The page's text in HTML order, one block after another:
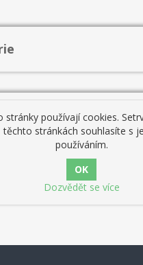
hesla
stránky používají cookies.
těchto stránkách souhlasíte s
používáním.
Dozvědět se více